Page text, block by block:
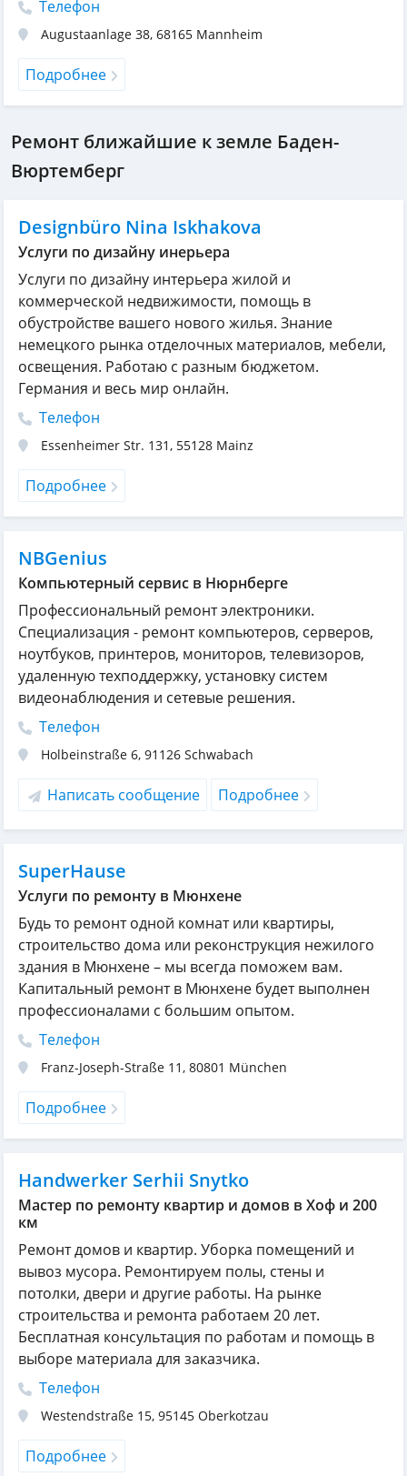
Телефон
Augustaanlage 38, 68165 Mannheim
Подробнее
Ремонт ближайшие к земле Баден-
Вюртемберг
Designbüro Nina Iskhakova
Услуги по дизайну инерьера
Услуги по дизайну интерьера жилой и
коммерческой недвижимости, помощь в
обустройстве вашего нового жилья. Знание
немецкого рынка отделочных материалов, мебели,
освещения. Работаю с разным бюджетом.
Германия и весь мир онлайн.
Телефон
Essenheimer Str. 131, 55128 Mainz
Подробнее
NBGenius
Компьютерный сервис в Нюрнберге
Профессиональный ремонт электроники.
Специализация - ремонт компьютеров, серверов,
ноутбуков, принтеров, мониторов, телевизоров,
удаленную техподдержку, установку систем
видеонаблюдения и сетевые решения.
Телефон
Holbeinstraße 6, 91126 Schwabach
Написать сообщение Подробнее
SuperHause
Услуги по ремонту в Мюнхене
Будь то ремонт одной комнат или квартиры,
строительство дома или реконструкция нежилого
здания в Мюнхене – мы всегда поможем вам.
Капитальный ремонт в Мюнхене будет выполнен
профессионалами с большим опытом.
Телефон
Franz-Joseph-Straße 11, 80801 München
Подробнее
Handwerker Serhii Snytko
Мастер по ремонту квартир и домов в Хоф и 200
км
Ремонт домов и квартир. Уборка помещений и
вывоз мусора. Ремонтируем полы, стены и
потолки, двери и другие работы. На рынке
строительства и ремонта работаем 20 лет.
Бесплатная консультация по работам и помощь в
выборе материала для заказчика.
Телефон
Westendstraße 15, 95145 Oberkotzau
Подробнее